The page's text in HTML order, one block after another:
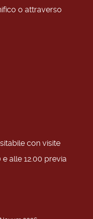
o attraverso
con visite
alle 12.00 previa